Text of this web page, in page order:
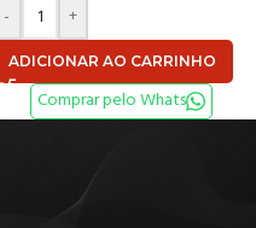
-
+
ADICIONAR AO CARRINHO
Comprar pelo Whats